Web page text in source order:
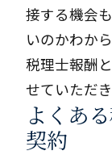
接する機会
いのかわか
税理士報酬
せていただき
よくあ
契約